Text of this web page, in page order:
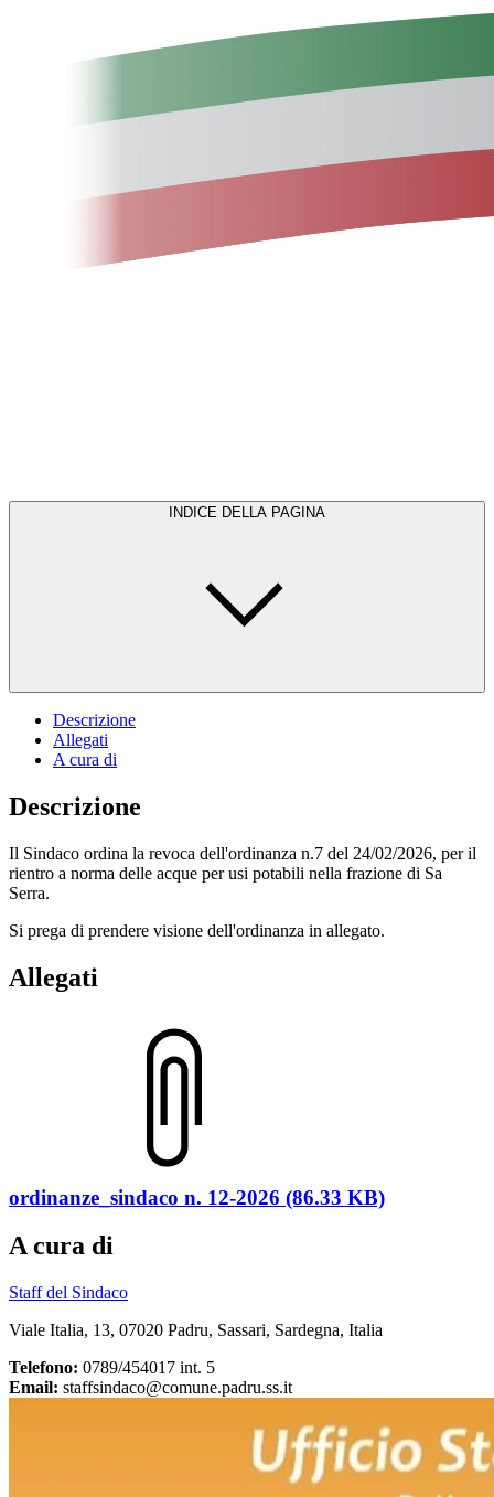
INDICE DELLA PAGINA
Descrizione
Allegati
A cura di
Descrizione
Il Sindaco ordina la revoca dell'ordinanza n.7 del 24/02/2026, per il
rientro a norma delle acque per usi potabili nella frazione di Sa
Serra.
Si prega di prendere visione dell'ordinanza in allegato.
Allegati
ordinanze_sindaco n. 12-2026 (86.33 KB)
A cura di
Staff del Sindaco
Viale Italia, 13, 07020 Padru, Sassari, Sardegna, Italia
Telefono: 0789/454017 int. 5
Email: staffsindaco@comune.padru.ss.it